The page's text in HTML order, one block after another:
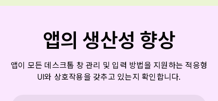
앱의 생산성 향상
앱이 모든 데스크톱 창 관리 및 입력 방법을 지원하는 적응형
UI와 상호작용을 갖추고 있는지 확인합니다.